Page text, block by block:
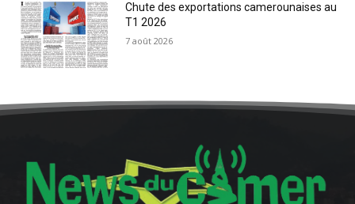
Chute des exportations camerounaises au
T1 2026
7 août 2026